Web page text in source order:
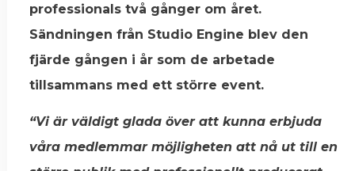
professionals två gånger om året.
Sändningen från Studio Engine blev den
fjärde gången i år som de arbetade
tillsammans med ett större event.
“Vi är väldigt glada över att kunna erbjuda
våra medlemmar möjligheten att nå ut till en